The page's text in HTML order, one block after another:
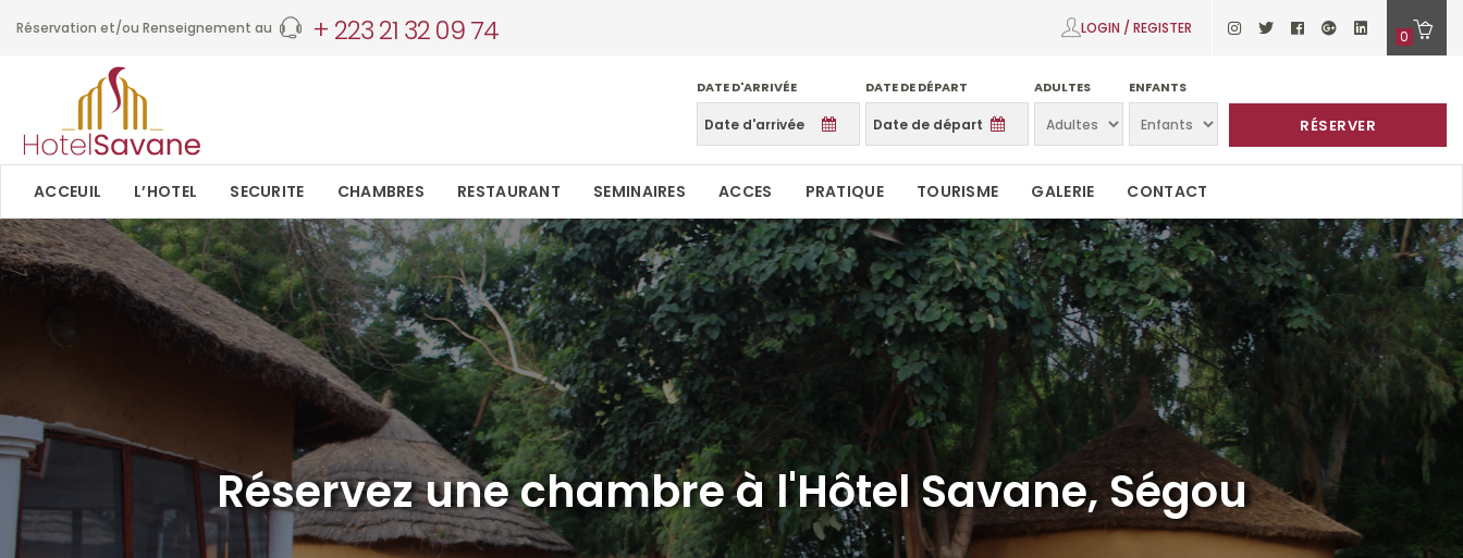
Réservation et/ou Renseignement au + 223 21 32 09 74 LOGIN / REGISTER 0
DATE D'ARRIVÉE DATE DE DÉPART ADULTES ENFANTS
RÉSERVER
ACCEUIL L’HOTEL SECURITE CHAMBRES RESTAURANT SEMINAIRES ACCES PRATIQUE TOURISME GALERIE CONTACT
Réservez une chambre à l'Hôtel Savane, Ségou